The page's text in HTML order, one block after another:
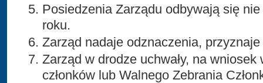
Posiedzenia Zarządu odbywają się
roku.
Zarząd nadaje odznaczenia,
Zarząd w drodze uchwały, na wniosek
członków lub Walnego Zebrania